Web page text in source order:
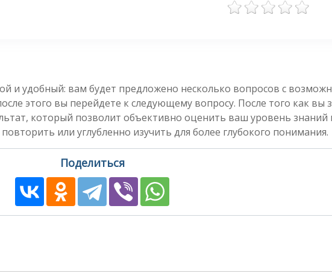
и удобный: вам будет предложено несколько вопросов с
этого вы перейдете к следующему вопросу. После того как вы
который позволит объективно оценить ваш уровень
или углубленно изучить для более глубокого понимания.
Поделиться